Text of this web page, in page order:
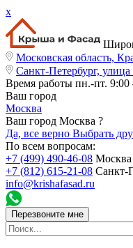
x
Московская область,
Санкт-Петербург,
Время работы пн.-пт. 9:00
Ваш город
Москва
Ваш город Москва ?
Да, все верно Выбрать
По всем вопросам:
+7 (499) 490-46-08 Москва
+7 (812) 615-21-08 Санкт-
info@krishafasad.ru
Перезвоните мне